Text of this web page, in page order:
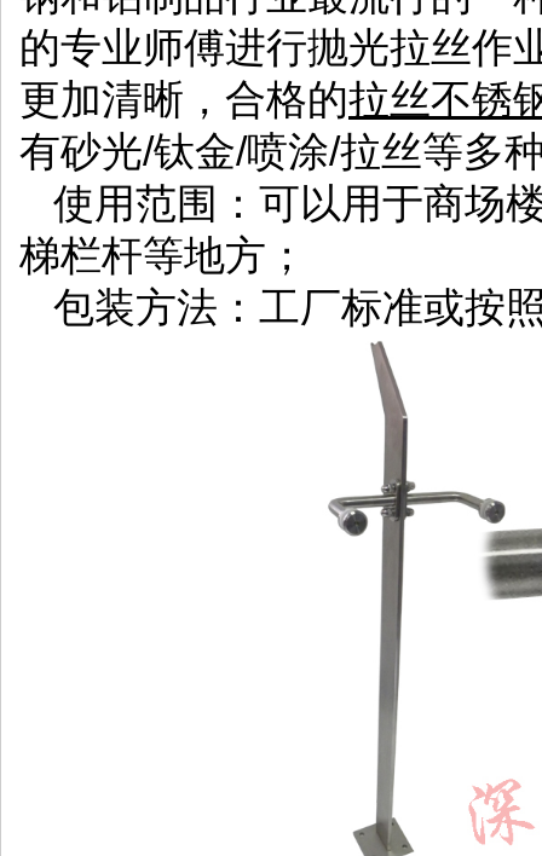
的专业师傅进行抛光拉丝作
更加清晰，合格的拉丝不锈
有砂光/钛金/喷涂/拉丝等多
使用范围：可以用于商场
梯栏杆等地方；
包装方法：工厂标准或按